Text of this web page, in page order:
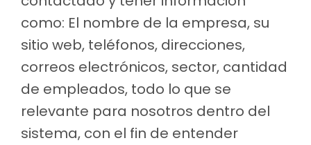
como: El nombre de la empresa, su
sitio web, teléfonos, direcciones,
correos electrónicos, sector, cantidad
de empleados, todo lo que se
relevante para nosotros dentro del
sistema, con el fin de entender